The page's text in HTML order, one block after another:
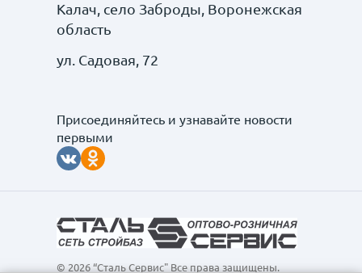
Калач, село Заброды, Воронежская
область
ул. Садовая, 72
Присоединяйтесь и узнавайте новости
первыми
© 2026 “Сталь Сервис" Все права защищены.